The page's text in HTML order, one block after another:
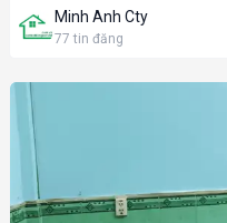
Minh Anh Cty
77 tin đăng